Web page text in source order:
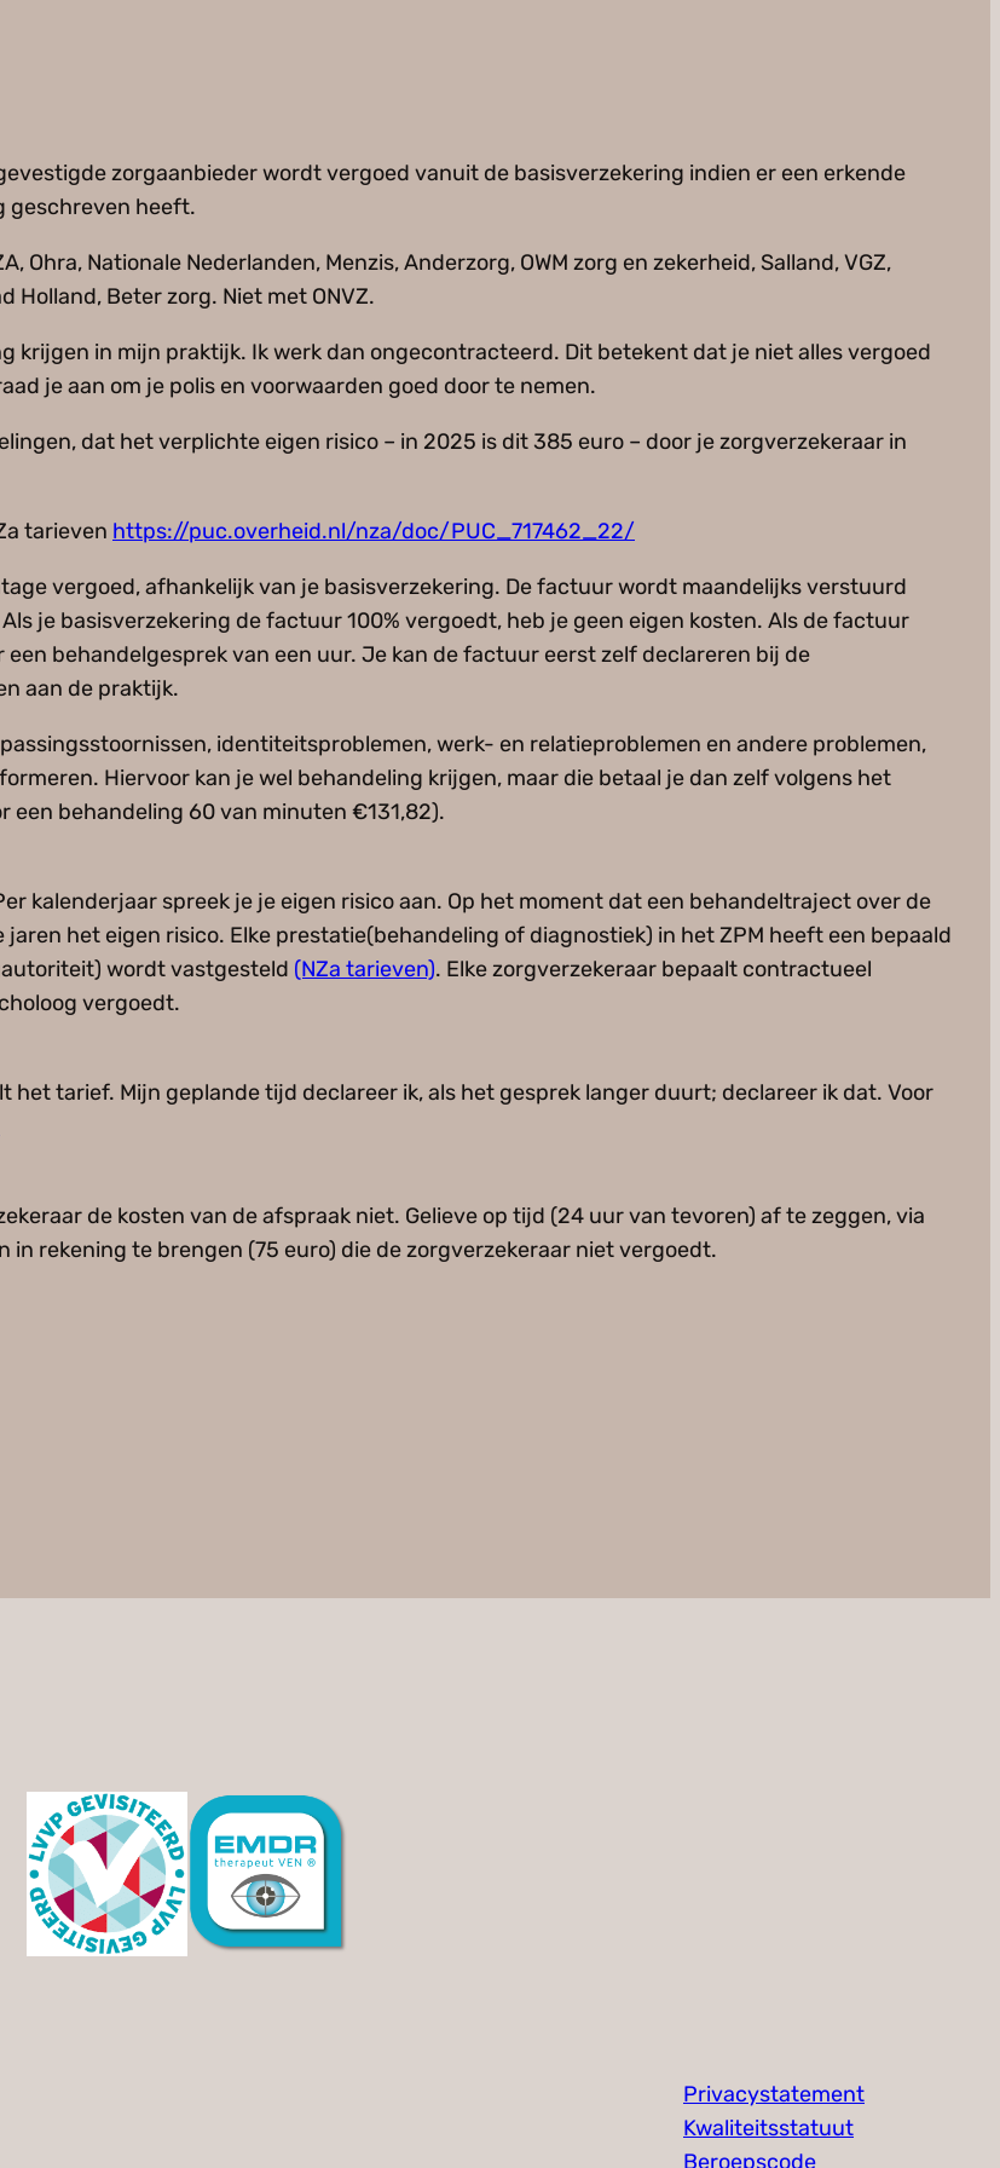
zorgaanbieder wordt vergoed vanuit de basisverzekering indien er een erkende
geschreven heeft.
Nationale Nederlanden, Menzis, Anderzorg, OWM zorg en zekerheid, Salland, VGZ,
Holland, Beter zorg. Niet met ONVZ.
krijgen in mijn praktijk. Ik werk dan ongecontracteerd. Dit betekent dat je niet alles vergoed
je aan om je polis en voorwaarden goed door te nemen.
dat het verplichte eigen risico – in 2025 is dit 385 euro – door je zorgverzekeraar in
tarieven https://puc.overheid.nl/nza/doc/PUC_717462_22/
vergoed, afhankelijk van je basisverzekering. De factuur wordt maandelijks verstuurd
je basisverzekering de factuur 100% vergoedt, heb je geen eigen kosten. Als de factuur
behandelgesprek van een uur. Je kan de factuur eerst zelf declareren bij de
aan de praktijk.
identiteitsproblemen, werk- en relatieproblemen en andere problemen,
Hiervoor kan je wel behandeling krijgen, maar die betaal je dan zelf volgens het
een behandeling 60 van minuten €131,82).
kalenderjaar spreek je je eigen risico aan. Op het moment dat een behandeltraject over de
het eigen risico. Elke prestatie(behandeling of diagnostiek) in het ZPM heeft een bepaald
wordt vastgesteld (NZa tarieven). Elke zorgverzekeraar bepaalt contractueel
vergoedt.
tarief. Mijn geplande tijd declareer ik, als het gesprek langer duurt; declareer ik dat. Voor
de kosten van de afspraak niet. Gelieve op tijd (24 uur van tevoren) af te zeggen, via
in rekening te brengen (75 euro) die de zorgverzekeraar niet vergoedt.
Privacystatement
Kwaliteitsstatuut
Beroepscode